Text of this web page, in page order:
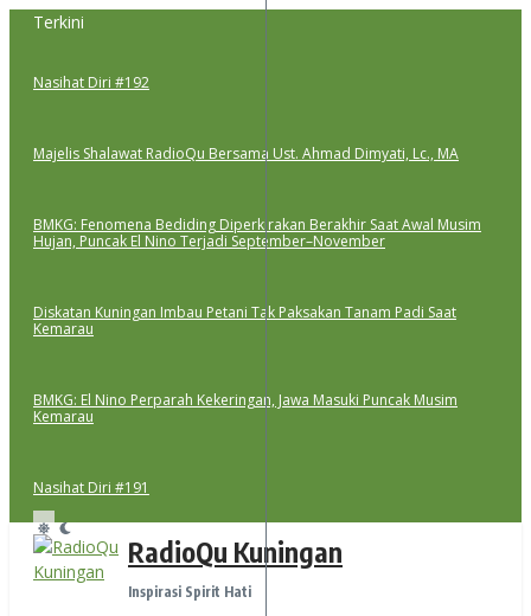
Lewati
Terkini
Nasihat Diri #192
Majelis Shalawat RadioQu Bersama Ust. Ahmad Dimyati, Lc., MA
BMKG: Fenomena Bediding Diperkirakan Berakhir Saat Awal Musim
Hujan, Puncak El Nino Terjadi September–November
Diskatan Kuningan Imbau Petani Tak Paksakan Tanam Padi Saat
Kemarau
BMKG: El Nino Perparah Kekeringan, Jawa Masuki Puncak Musim
Kemarau
Nasihat Diri #191
RadioQu Kuningan
Inspirasi Spirit Hati